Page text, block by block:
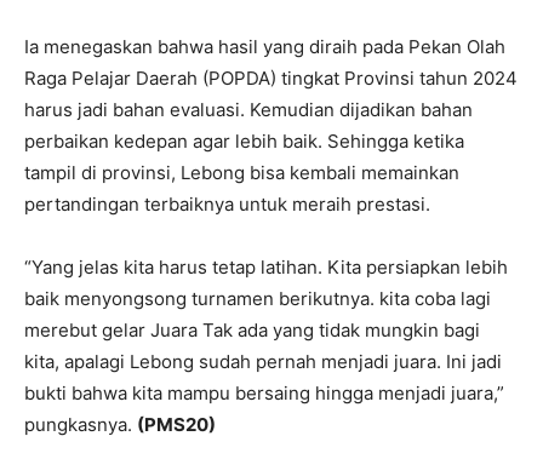
Ia menegaskan bahwa hasil yang diraih pada Pekan Olah
Raga Pelajar Daerah (POPDA) tingkat Provinsi tahun 2024
harus jadi bahan evaluasi. Kemudian dijadikan bahan
perbaikan kedepan agar lebih baik. Sehingga ketika
tampil di provinsi, Lebong bisa kembali memainkan
pertandingan terbaiknya untuk meraih prestasi.
“Yang jelas kita harus tetap latihan. Kita persiapkan lebih
baik menyongsong turnamen berikutnya. kita coba lagi
merebut gelar Juara Tak ada yang tidak mungkin bagi
kita, apalagi Lebong sudah pernah menjadi juara. Ini jadi
bukti bahwa kita mampu bersaing hingga menjadi juara,”
pungkasnya. (PMS20)